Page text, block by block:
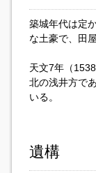
築城年代は定
な土豪で、田
天文7年（
北の浅井方で
いる。
遺構